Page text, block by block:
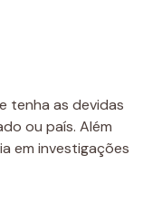
tenha as devidas
ou país. Além
em investigações